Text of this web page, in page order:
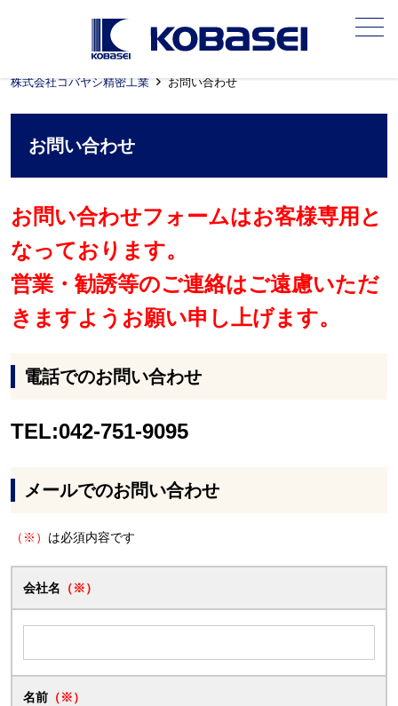
メニュー
株式会社コバヤシ精密工業 お問い合わせ
お問い合わせ
お問い合わせフォームはお客様専用と
なっております。
営業・勧誘等のご連絡はご遠慮いただ
きますようお願い申し上げます。
電話でのお問い合わせ
TEL:042-751-9095
メールでのお問い合わせ
（※） は必須内容です
会社名 （※）
名前 （※）